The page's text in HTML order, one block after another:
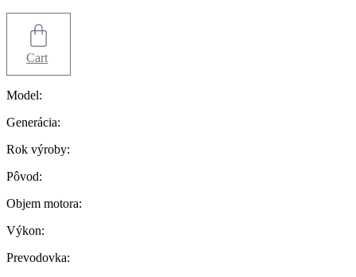
Cart
Model:
Generácia:
Rok výroby:
Pôvod:
Objem motora:
Výkon:
Prevodovka: